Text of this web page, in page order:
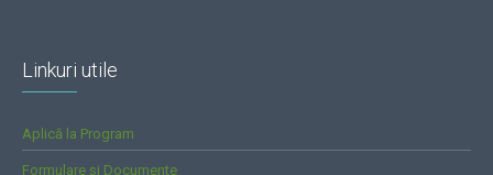
Linkuri utile
Aplică la Program
Formulare și Documente